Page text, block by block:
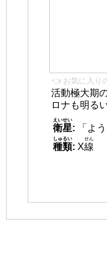
👈 お気に入り
活動極大期
ロナも明る
衛星
えいせい
:
「よ
種類
しゅるい
: X線
せん